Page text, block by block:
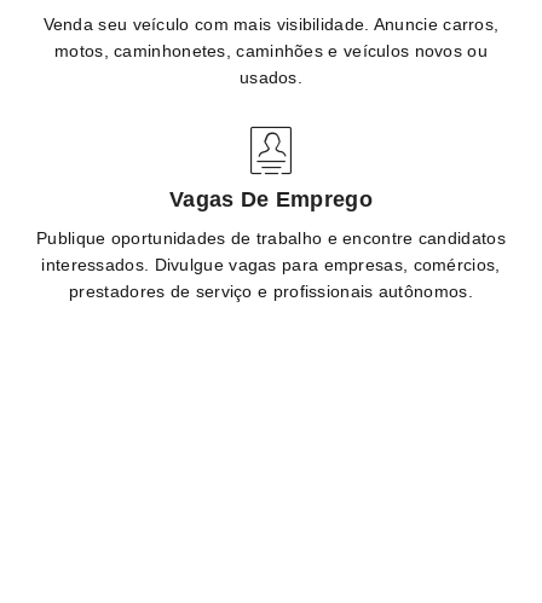
Venda seu veículo com mais visibilidade. Anuncie carros,
motos, caminhonetes, caminhões e veículos novos ou
usados.
Vagas De Emprego
Publique oportunidades de trabalho e encontre candidatos
interessados. Divulgue vagas para empresas, comércios,
prestadores de serviço e profissionais autônomos.